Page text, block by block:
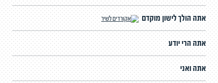
אתה הולך לישון מוקדם
אתה הרי יודע
אתה ואני